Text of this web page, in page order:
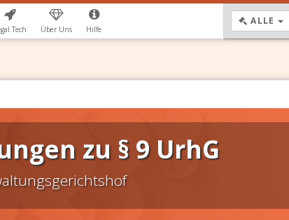
Über Uns Hilfe
ALLE
zu § 9 UrhG